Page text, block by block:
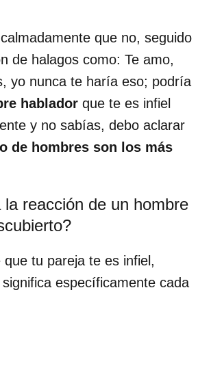
que no, seguido
de halagos como: Te amo,
yo nunca te haría eso; podría
hablador que te es infiel
y no sabías, debo aclarar
de hombres son los más
reacción de un hombre
tu pareja te es infiel,
específicamente cada